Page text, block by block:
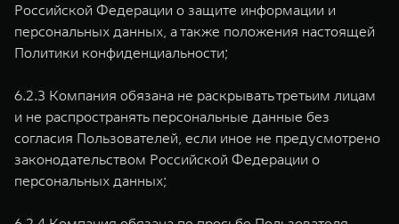
Российской Федерации о защите информации и
персональных данных, а также положения настоящей
Политики конфиденциальности;
6.2.3 Компания обязана не раскрывать третьим лицам
и не распространять персональные данные без
согласия Пользователей, если иное не предусмотрено
законодательством Российской Федерации о
персональных данных;